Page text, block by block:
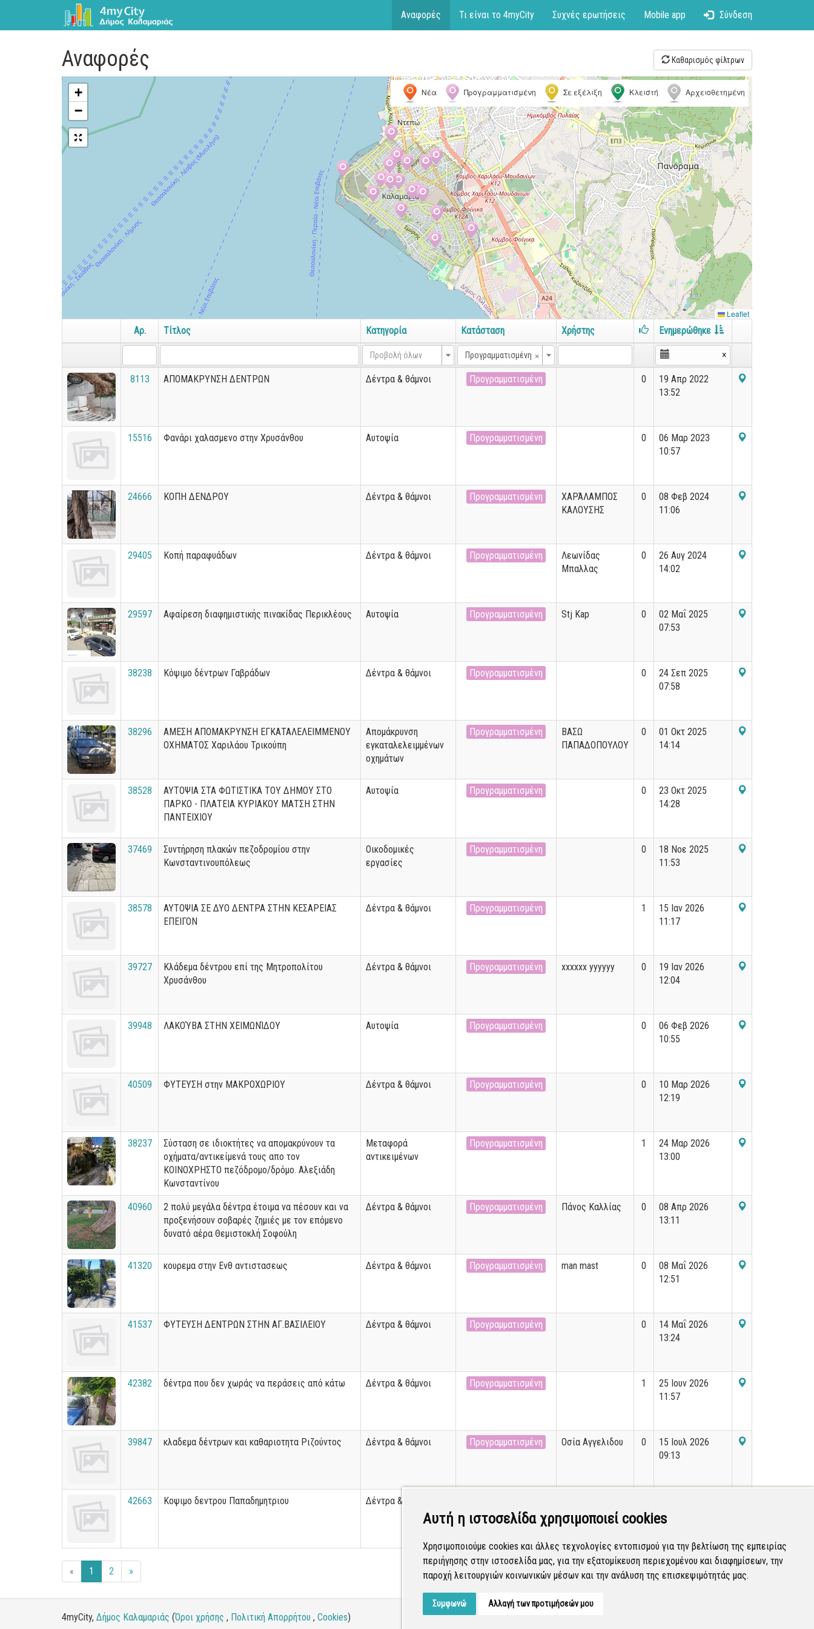
Αυτή η ιστοσελίδα χρησιμοποιεί cookies
Χρησιμοποιούμε cookies και άλλες τεχνολογίες εντοπισμού για την βελτίωση της εμπειρίας
περιήγησης στην ιστοσελίδα μας, για την εξατομίκευση περιεχομένου και διαφημίσεων, την
παροχή λειτουργιών κοινωνικών μέσων και την ανάλυση της επισκεψιμότητάς μας.
Συμφωνώ Αλλαγή των προτιμήσεών μου
Αναφορές Τι είναι το 4myCity Συχνές ερωτήσεις Mobile app Σύνδεση
Αναφορές Καθαρισμός φίλτρων
+
−
Νέα Προγραμματισμένη Σε εξέλιξη Κλειστή Αρχειοθετημένη
Leaflet
Αρ. Τίτλος Κατηγορία Κατάσταση Χρήστης Ενημερώθηκε
Προβολή όλων ×
Προγραμματισμένη ×
8113 ΑΠΟΜΑΚΡΥΝΣΗ ΔΕΝΤΡΩΝ Δέντρα & θάμνοι Προγραμματισμένη 0
19 Απρ 2022
13:52
15516 Φανάρι χαλασμενο στην Χρυσάνθου Αυτοψία Προγραμματισμένη 0
06 Μαρ 2023
10:57
24666 ΚΟΠΗ ΔΕΝΔΡΟΥ Δέντρα & θάμνοι Προγραμματισμένη
ΧΑΡΆΛΑΜΠΟΣ
ΚΑΛΟΥΣΗΣ
0
08 Φεβ 2024
11:06
29405 Κοπή παραφυάδων Δέντρα & θάμνοι Προγραμματισμένη
Λεωνίδας
Μπαλλας
0
26 Αυγ 2024
14:02
29597 Αφαίρεση διαφημιστικής πινακίδας Περικλέους Αυτοψία Προγραμματισμένη Stj Kap 0
02 Μαΐ 2025
07:53
38238 Κόψιμο δέντρων Γαβράδων Δέντρα & θάμνοι Προγραμματισμένη 0
24 Σεπ 2025
07:58
38296
ΑΜΕΣΗ ΑΠΟΜΑΚΡΥΝΣΗ ΕΓΚΑΤΑΛΕΛΕΙΜΜΕΝΟΥ
ΟΧΗΜΑΤΟΣ Χαριλάου Τρικούπη
Απομάκρυνση
εγκαταλελειμμένων
οχημάτων
Προγραμματισμένη
ΒΑΣΩ
ΠΑΠΑΔΟΠΟΥΛΟΥ
0
01 Οκτ 2025
14:14
38528
ΑΥΤΟΨΙΑ ΣΤΑ ΦΩΤΙΣΤΙΚΑ ΤΟΥ ΔΗΜΟΥ ΣΤΟ
ΠΑΡΚΟ - ΠΛΑΤΕΙΑ ΚΥΡΙΑΚΟΥ ΜΑΤΣΗ ΣΤΗΝ
ΠΑΝΤΕΙΧΙΟΥ
Αυτοψία Προγραμματισμένη 0
23 Οκτ 2025
14:28
37469
Συντήρηση πλακών πεζοδρομίου στην
Κωνσταντινουπόλεως
Οικοδομικές
εργασίες
Προγραμματισμένη 0
18 Νοε 2025
11:53
38578
ΑΥΤΟΨΙΑ ΣΕ ΔΥΟ ΔΕΝΤΡΑ ΣΤΗΝ ΚΕΣΑΡΕΙΑΣ
ΕΠΕΙΓΟΝ
Δέντρα & θάμνοι Προγραμματισμένη 1
15 Ιαν 2026
11:17
39727
Κλάδεμα δέντρου επί της Μητροπολίτου
Χρυσάνθου
Δέντρα & θάμνοι Προγραμματισμένη xxxxxx yyyyyy 0
19 Ιαν 2026
12:04
39948 ΛΑΚΟΎΒΑ ΣΤΗΝ ΧΕΙΜΩΝΊΔΟΥ Αυτοψία Προγραμματισμένη 0
06 Φεβ 2026
10:55
40509 ΦΥΤΕΥΣΗ στην ΜΑΚΡΟΧΩΡΙΟΥ Δέντρα & θάμνοι Προγραμματισμένη 0
10 Μαρ 2026
12:19
38237
Σύσταση σε ιδιοκτήτες να απομακρύνουν τα
οχήματα/αντικείμενά τους απο τον
ΚΟΙΝΟΧΡΗΣΤΟ πεζόδρομο/δρόμο. Αλεξιάδη
Κωνσταντίνου
Μεταφορά
αντικειμένων
Προγραμματισμένη 1
24 Μαρ 2026
13:00
40960
2 πολύ μεγάλα δέντρα έτοιμα να πέσουν και να
προξενήσουν σοβαρές ζημιές με τον επόμενο
δυνατό αέρα Θεμιστοκλή Σοφούλη
Δέντρα & θάμνοι Προγραμματισμένη Πάνος Καλλίας 0
08 Απρ 2026
13:11
41320 κουρεμα στην Ενθ αντιστασεως Δέντρα & θάμνοι Προγραμματισμένη man mast 0
08 Μαΐ 2026
12:51
41537 ΦΥΤΕΥΣΗ ΔΕΝΤΡΩΝ ΣΤΗΝ ΑΓ.ΒΑΣΙΛΕΙΟΥ Δέντρα & θάμνοι Προγραμματισμένη 0
14 Μαΐ 2026
13:24
42382 δέντρα που δεν χωράς να περάσεις από κάτω Δέντρα & θάμνοι Προγραμματισμένη 1
25 Ιουν 2026
11:57
39847 κλαδεμα δέντρων και καθαριοτητα Ριζούντος Δέντρα & θάμνοι Προγραμματισμένη Οσία Αγγελιδου 0
15 Ιουλ 2026
09:13
42663 Κοψιμο δεντρου Παπαδημητριου Δέντρα & θάμνοι
13:14
« 1 2 » Εμφανίζονται1-20από 21εγγραφές.
4myCity, Δήμος Καλαμαριάς (Όροι χρήσης , Πολιτική Απορρήτου , Cookies)